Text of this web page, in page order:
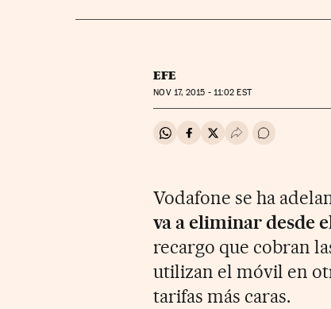
EFE
NOV17, 2015 - 11:02 EST
Compartir en Whatsapp
Compartir en Facebook
Compartir en Twitter
Desplegar Redes
Ir a los
Vodafone se ha
va a eliminar desde
recargo que cobran
utilizan el móvil en
tarifas más caras.